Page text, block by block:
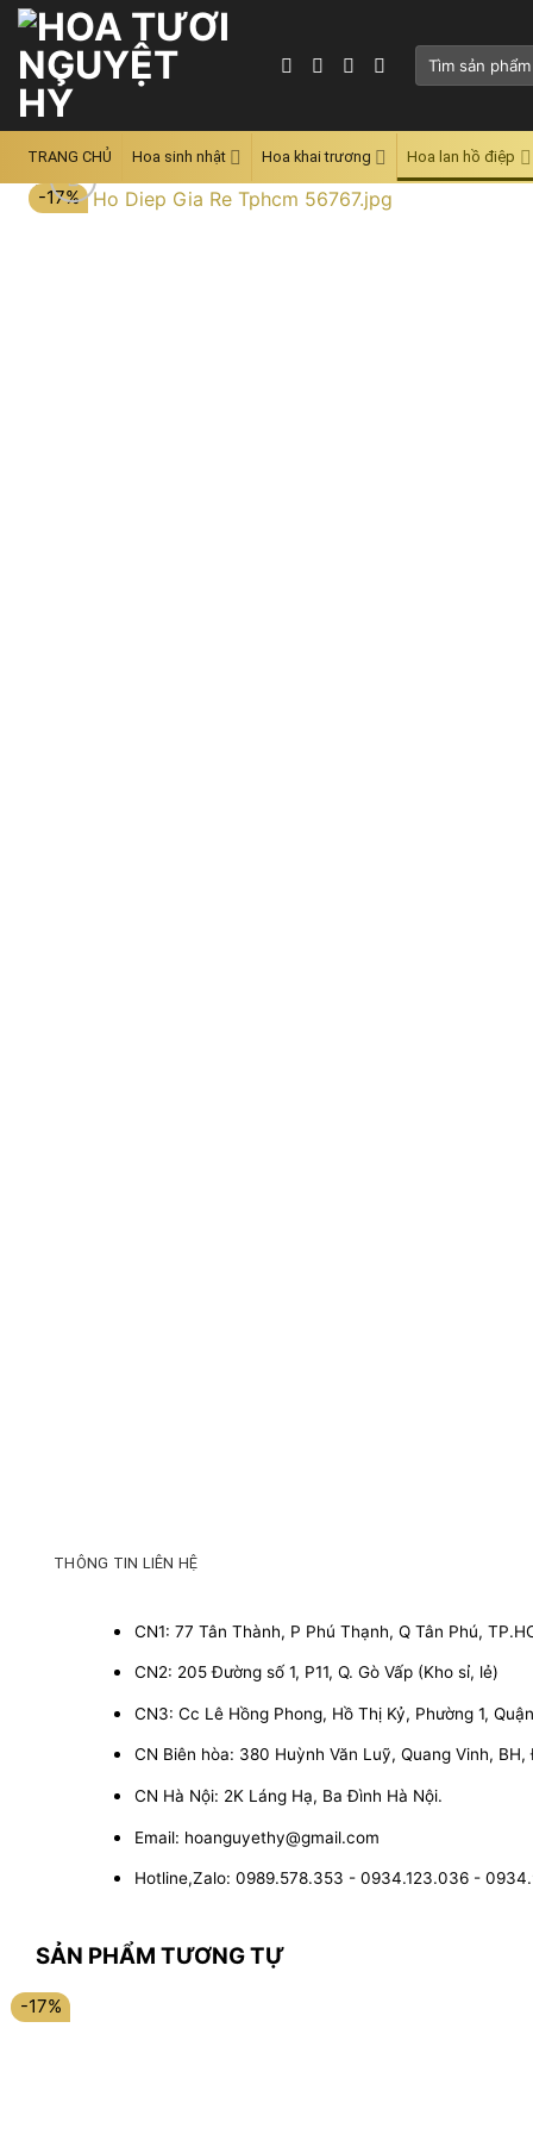
Skip
content
Tìm
TRANG CHỦ Hoa sinh nhật Hoa khai trương Hoa lan hồ điệp
-17%
THÔNG TIN LIÊN HỆ
CN1: 77 Tân Thành, P Phú Thạnh, Q Tân Phú,
CN2: 205 Đường số 1, P11, Q. Gò Vấp (Kho sỉ, lẻ)
CN3: Cc Lê Hồng Phong, Hồ Thị Kỷ, Phường 1,
CN Biên hòa: 380 Huỳnh Văn Luỹ, Quang Vinh, BH,
CN Hà Nội: 2K Láng Hạ, Ba Đình Hà Nội.
Email: hoanguyethy@gmail.com
Hotline,Zalo: 0989.578.353 - 0934.123.036 -
SẢN PHẨM TƯƠNG TỰ
-17%